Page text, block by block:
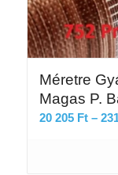
Méretre
Magas P.
20 205 Ft –